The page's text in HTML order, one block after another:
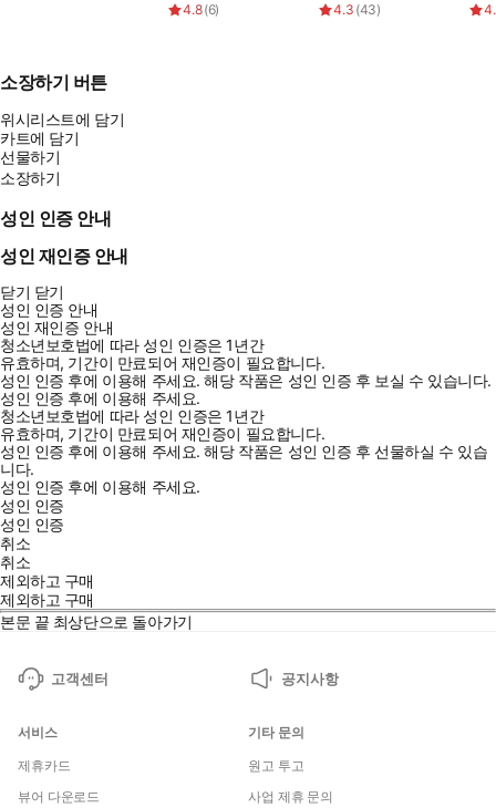
4.8(6) 4.3 (43)
소장하기 버튼
위시리스트에 담기
카트에 담기
선물하기
소장하기
성인 인증 안내
성인 재인증 안내
닫기 닫기
성인 인증 안내
성인 재인증 안내
청소년보호법에 따라 성인 인증은 1년간
유효하며, 기간이 만료되어 재인증이 필요합니다.
성인 인증 후에 이용해 주세요.해당 작품은 성인 인증 후 보실 수 있습니다.
성인 인증 후에 이용해 주세요.
청소년보호법에 따라 성인 인증은 1년간
유효하며, 기간이 만료되어 재인증이 필요합니다.
성인 인증 후에 이용해 주세요.해당 작품은 성인 인증 후 선물하실 수 있습
니다.
성인 인증 후에 이용해 주세요.
성인 인증
성인 인증
취소
취소
제외하고 구매
제외하고 구매
본문 끝 최상단으로 돌아가기
고객센터 공지사항
서비스
제휴카드
뷰어 다운로드
기타 문의
원고 투고
사업 제휴 문의